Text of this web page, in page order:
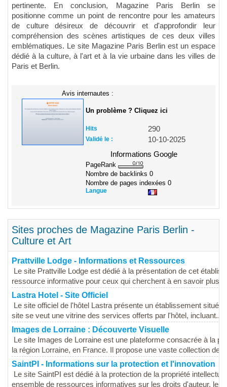
pertinente. En conclusion, Magazine Paris Berlin se
positionne comme un point de rencontre pour les amateurs
de culture désireux de découvrir et d'approfondir leur
compréhension des scènes artistiques de ces deux villes
emblématiques. Le site Magazine Paris Berlin est un espace
dédié à la culture, à l'art et à la vie urbaine dans les villes de
Paris et Berlin.
Avis internautes :
Un problème ? Cliquez ici
Hits 290
Validé le :
10-10-2025
Informations Google
PageRank
Nombre de backlinks 0
Nombre de pages indexées 0
Langue
Sites proches de Magazine Paris Berlin -
Culture et Art
Prattville Lodge - Informations et Ressources
Le site Prattville Lodge est dédié à la présentation de cet
ressource informative pour ceux qui cherchent à en savoir plus
Lastra Hotel - Site Officiel
Le site officiel de l'hôtel Lastra présente un établissement situé
site se veut une vitrine des services offerts par l'hôtel, incluant...
Images de Lorraine : Découverte Visuelle
Le site Images de Lorraine est une plateforme consacrée à la
la région Lorraine, en France. Il propose une vaste collection de
SaintPI - Informations sur la protection et l'innovation
Le site SaintPI est dédié à la protection de la propriété
ensemble de ressources informatives sur les droits d'auteur,